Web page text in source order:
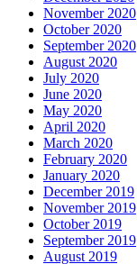
November 2020
October 2020
September 2020
August 2020
July 2020
June 2020
May 2020
April 2020
March 2020
February 2020
January 2020
December 2019
November 2019
October 2019
September 2019
August 2019